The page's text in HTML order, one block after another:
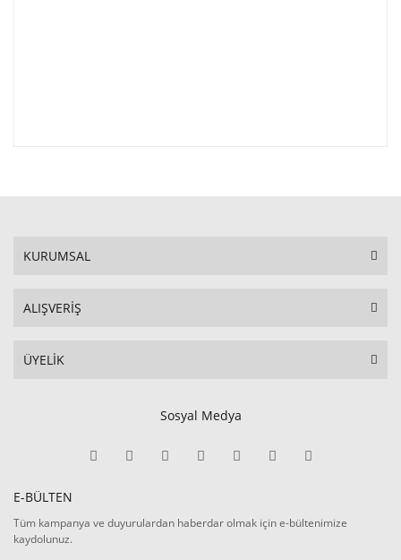
KURUMSAL
ALIŞVERİŞ
ÜYELİK
Sosyal Medya
E-BÜLTEN
Tüm kampanya ve duyurulardan haberdar olmak için e-bültenimize
kaydolunuz.